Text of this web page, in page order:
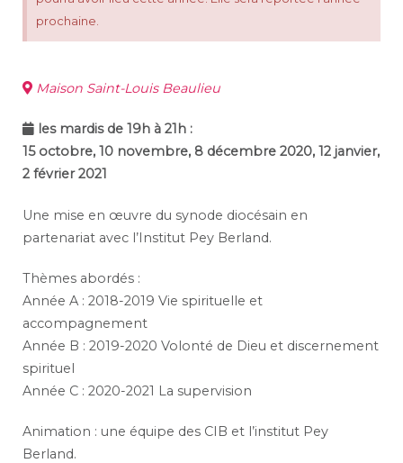
prochaine.
Maison Saint-Louis Beaulieu
les mardis de 19h à 21h :
15 octobre, 10 novembre, 8 décembre 2020, 12 janvier,
2 février 2021
Une mise en œuvre du synode diocésain en
partenariat avec l’Institut Pey Berland.
Thèmes abordés :
Année A : 2018-2019 Vie spirituelle et
accompagnement
Année B : 2019-2020 Volonté de Dieu et discernement
spirituel
Année C : 2020-2021 La supervision
Animation : une équipe des CIB et l’institut Pey
Berland.